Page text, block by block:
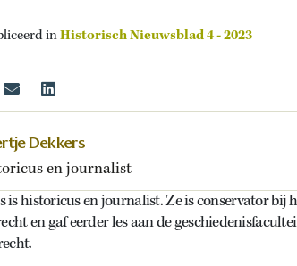
inHistorisch Nieuwsblad 4 - 2023
Dekkers
en journalist
is historicus en journalist. Ze is conservator bij
en gaf eerder les aan de